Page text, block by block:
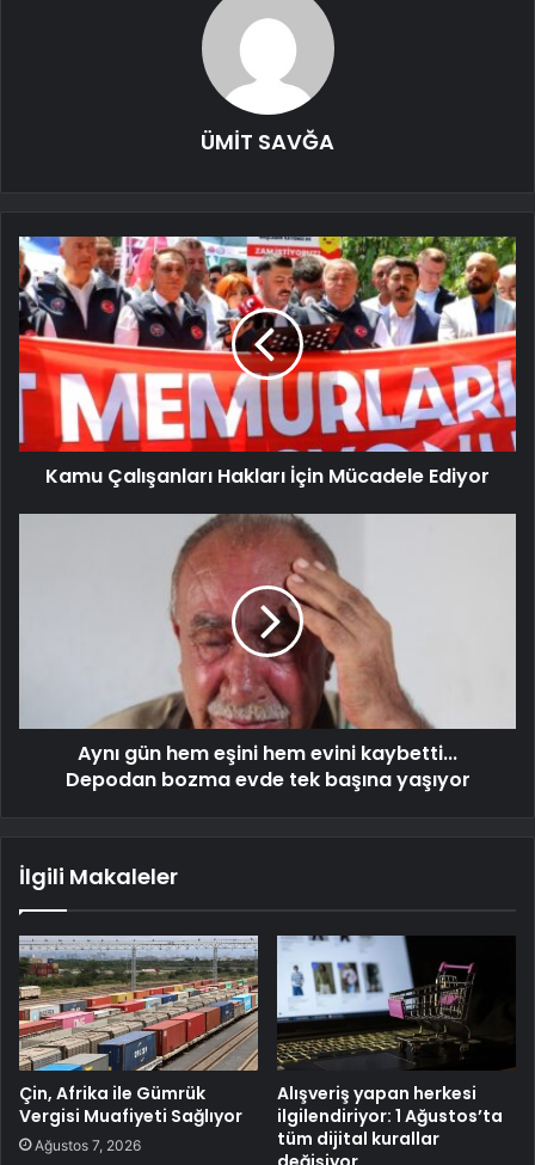
ÜMİT SAVĞA
Kamu Çalışanları Hakları İçin Mücadele Ediyor
Aynı gün hem eşini hem evini kaybetti...
Depodan bozma evde tek başına yaşıyor
İlgili Makaleler
Çin, Afrika ile Gümrük
Vergisi Muafiyeti Sağlıyor
Ağustos 7, 2026
Alışveriş yapan herkesi
ilgilendiriyor: 1 Ağustos’ta
tüm dijital kurallar